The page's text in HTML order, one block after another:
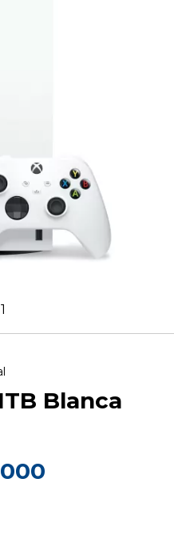
1
Blanca